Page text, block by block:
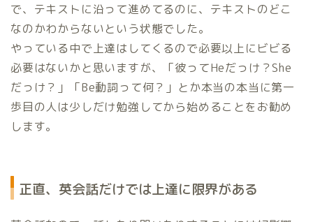
で、テキストに沿って進めてるのに、テキストのどこ
なのかわからないという状態でした。
やっている中で上達はしてくるので必要以上にビビる
必要はないかと思いますが、「彼ってHeだっけ？She
だっけ？」「Be動詞って何？」とか本当の本当に第一
歩目の人は少しだけ勉強してから始めることをお勧め
します。
正直、英会話だけでは上達に限界がある